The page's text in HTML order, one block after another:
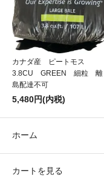
カナダ産 ピートモス
3.8CU GREEN 細粒 離
島配達不可
5,480円(内税)
ホーム
カートを見る